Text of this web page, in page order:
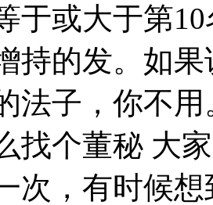
于或大于第
持的发。如
法子，你不用
个董秘 大家
次，有时候